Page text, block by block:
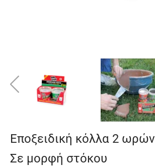
Εποξειδική κόλλα 2 ωρών
Σε μορφή στόκου